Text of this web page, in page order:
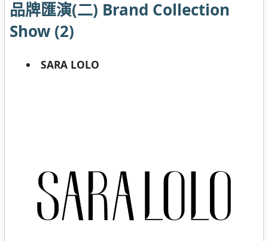
品牌匯演(二) Brand Collection
Show (2)
SARA LOLO